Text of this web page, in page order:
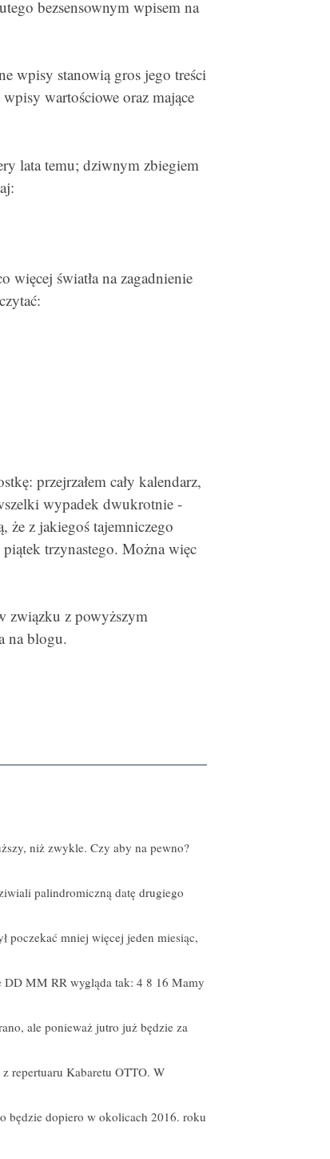
bezsensownym wpisem na
wpisy stanowią gros jego treści
wartościowe oraz mające
lata temu; dziwnym zbiegiem
więcej światła na zagadnienie
przejrzałem cały kalendarz,
wypadek dwukrotnie -
że z jakiegoś tajemniczego
trzynastego. Można więc
związku z powyższym
na blogu.
niż zwykle. Czy aby na pewno?
palindromiczną datę drugiego
poczekać mniej więcej jeden miesiąc,
DD MM RR wygląda tak: 4 8 16 Mamy
ale ponieważ jutro już będzie za
repertuaru Kabaretu OTTO. W
będzie dopiero w okolicach 2016. roku